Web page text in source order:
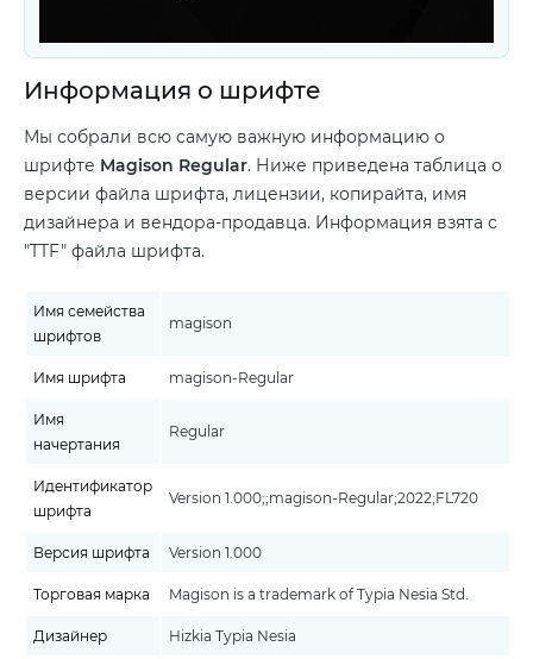
Информация о шрифте
Мы собрали всю самую важную информацию о
шрифте Magison Regular. Ниже приведена таблица о
версии файла шрифта, лицензии, копирайта, имя
дизайнера и вендора-продавца. Информация взята с
"TTF" файла шрифта.
Имя семейства
шрифтов
magison
Имя шрифта magison-Regular
Имя
начертания
Regular
Идентификатор
шрифта
Version 1.000;;magison-Regular;2022;FL720
Версия шрифта Version 1.000
Торговая марка Magison is a trademark of Typia Nesia Std.
Дизайнер Hizkia Typia Nesia